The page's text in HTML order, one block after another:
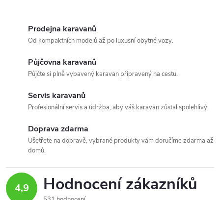
p
r
Prodejna karavanů
Od kompaktních modelů až po luxusní obytné vozy.
Půjčovna karavanů
Půjčte si plně vybavený karavan připravený na cestu.
Servis karavanů
Profesionální servis a údržba, aby váš karavan zůstal spolehlivý.
Doprava zdarma
Ušetřete na dopravě, vybrané produkty vám doručíme zdarma až
domů.
4,9 Hodnocení zákazníků